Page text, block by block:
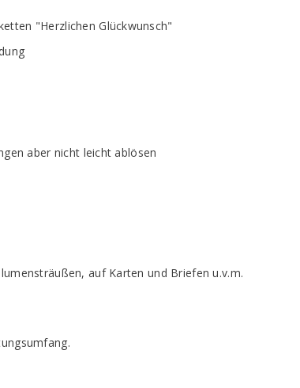
"Herzlichen Glückwunsch"
aber nicht leicht ablösen
auf Karten und Briefen u.v.m.